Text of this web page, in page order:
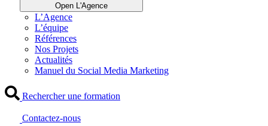
Open L'Agence
L’Agence
L’équipe
Références
Nos Projets
Actualités
Manuel du Social Media Marketing
Rechercher une formation
Contactez-nous